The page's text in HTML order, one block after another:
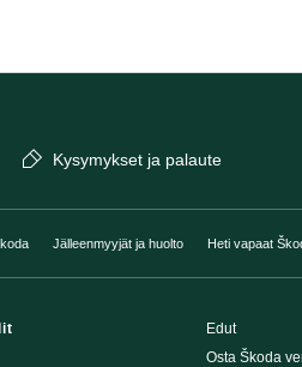
Kysymykset ja palaute
Jälleenmyyjät ja huolto Heti vapaat
Edut
Osta Škoda